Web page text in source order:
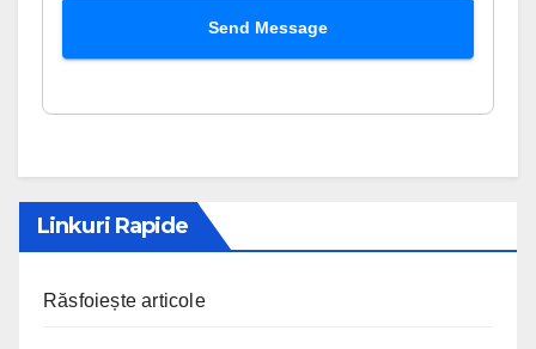
Send Message
Linkuri Rapide
Răsfoiește articole